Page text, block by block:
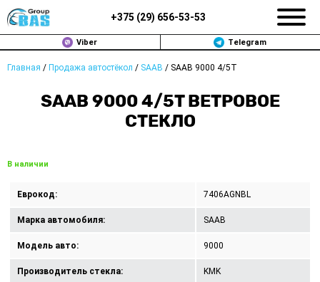
+375 (29) 656-53-53
Viber Telegram
Главная / Продажа автостёкол / SAAB / SAAB 9000 4/5T
SAAB 9000 4/5T ВЕТРОВОЕ
СТЕКЛО
В наличии
Еврокод: 7406AGNBL
Марка автомобиля: SAAB
Модель авто: 9000
Производитель стекла: KMK
ЗАМЕНА АВТОСТЕКОЛ В МИНСКЕ
ПРОДАЖА АВТОСТЁКОЛ
КОНТАКТЫ
ПОЛИТИКА КОНФИДЕНЦИАЛЬНОСТИ